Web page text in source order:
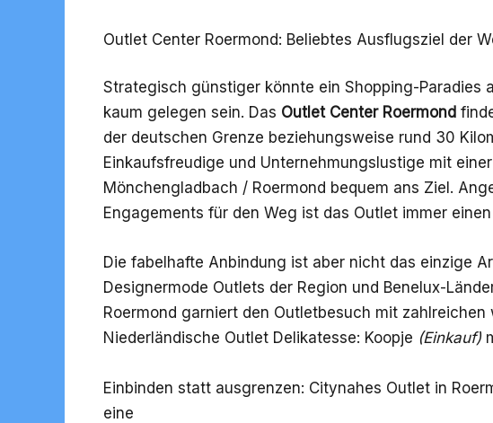
Outlet Center Roermond: Beliebtes Ausflugsziel der
Strategisch günstiger könnte ein Shopping-Paradies
kaum gelegen sein. Das Outlet Center Roermond
der deutschen Grenze beziehungsweise rund 30
Einkaufsfreudige und Unternehmungslustige mit
Mönchengladbach / Roermond bequem ans Ziel.
Engagements für den Weg ist das Outlet immer
Die fabelhafte Anbindung ist aber nicht das einzige
Designermode Outlets der Region und Benelux-
Roermond garniert den Outletbesuch mit
Niederländische Outlet Delikatesse: Koopje (Einkauf)
Einbinden statt ausgrenzen: Citynahes Outlet in
eine